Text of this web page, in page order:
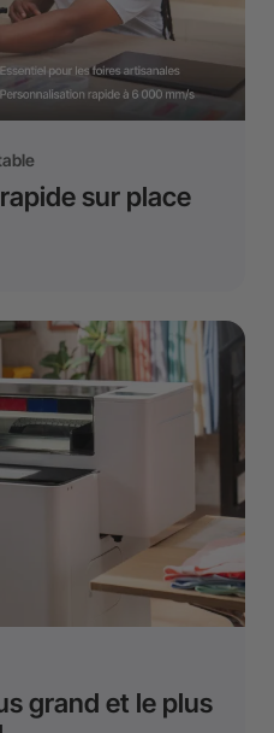
sur place
grand et le plus